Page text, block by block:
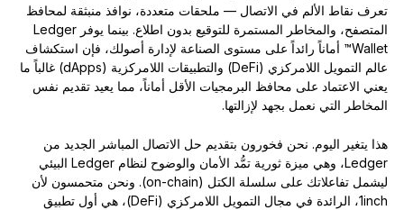
تعرف نقاط الألم في الاتصال — ملحقات متعددة، نوافذ منبثقة لمحافظ
المتصفح، والمخاطر المستمرة للتوقيع بدون اطلاع. بينما يوفر Ledger
Wallet
™ أماناً رائداً على مستوى الصناعة لإدارة أصولك، فإن استكشاف
عالم التمويل اللامركزي (DeFi) والتطبيقات اللامركزية (dApps) غالباً ما
يعني الاعتماد على محافظ البرمجيات الأقل أماناً، مما يعيد تقديم نفس
المخاطر التي نعمل بجهد لإزالتها.
هذا يتغير اليوم. نحن فخورون بتقديم حل الاتصال المباشر الجديد من
Ledger، وهي ميزة ثورية تمُّد الأمان والوضوح لنظام Ledger البيئي
ليشمل تفاعلاتك على سلسلة الكتل (on-chain). ونحن متحمسون لأن
1inch، الرائدة في مجال التمويل اللامركزي (DeFi)، هي أول تطبيق